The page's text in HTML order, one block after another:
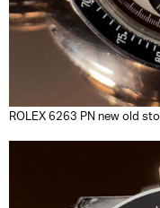
ROLEX 6263 PN new old